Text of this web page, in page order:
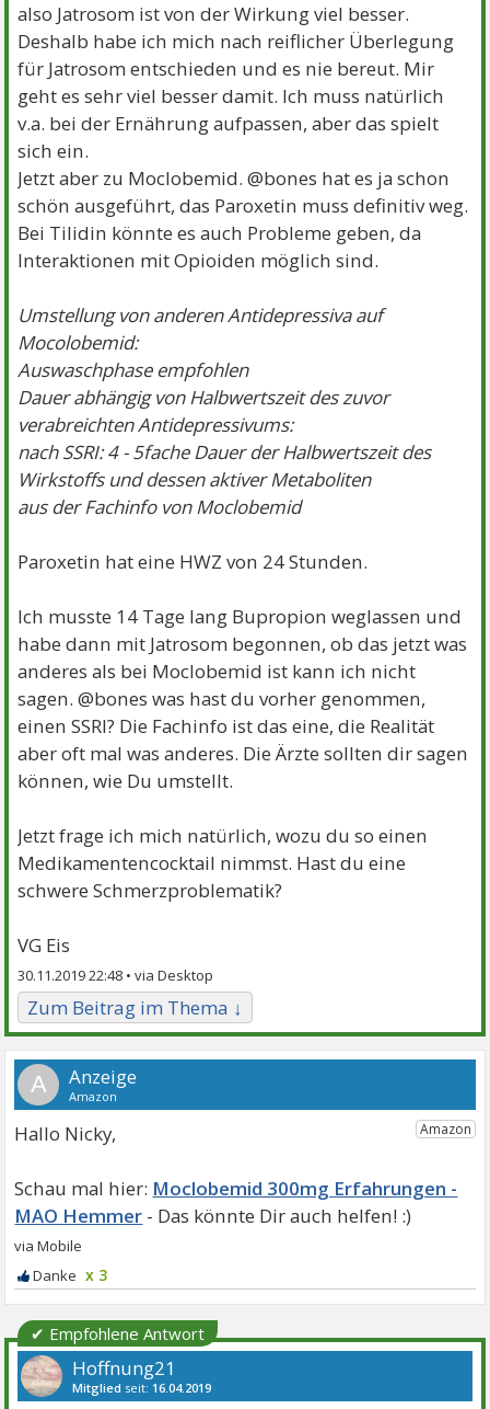
also Jatrosom ist von der Wirkung viel besser.
Deshalb habe ich mich nach reiflicher Überlegung
für Jatrosom entschieden und es nie bereut. Mir
geht es sehr viel besser damit. Ich muss natürlich
v.a. bei der Ernährung aufpassen, aber das spielt
sich ein.
Jetzt aber zu Moclobemid. @bones hat es ja schon
schön ausgeführt, das Paroxetin muss definitiv weg.
Bei Tilidin könnte es auch Probleme geben, da
Interaktionen mit Opioiden möglich sind.
Umstellung von anderen Antidepressiva auf
Mocolobemid:
Auswaschphase empfohlen
Dauer abhängig von Halbwertszeit des zuvor
verabreichten Antidepressivums:
nach SSRI: 4 - 5fache Dauer der Halbwertszeit des
Wirkstoffs und dessen aktiver Metaboliten
aus der Fachinfo von Moclobemid
Paroxetin hat eine HWZ von 24 Stunden.
Ich musste 14 Tage lang Bupropion weglassen und
habe dann mit Jatrosom begonnen, ob das jetzt was
anderes als bei Moclobemid ist kann ich nicht
sagen. @bones was hast du vorher genommen,
einen SSRI? Die Fachinfo ist das eine, die Realität
aber oft mal was anderes. Die Ärzte sollten dir sagen
können, wie Du umstellt.
Jetzt frage ich mich natürlich, wozu du so einen
Medikamentencocktail nimmst. Hast du eine
schwere Schmerzproblematik?
VG Eis
30.11.2019 22:48 •
Zum Beitrag im Thema ↓
A
Hallo Nicky,
Moclobemid 300mg Erfahrungen -
MAO Hemmer
x 3
✔ Empfohlene Antwort
Hoffnung21
Mitglied seit: 16.04.2019